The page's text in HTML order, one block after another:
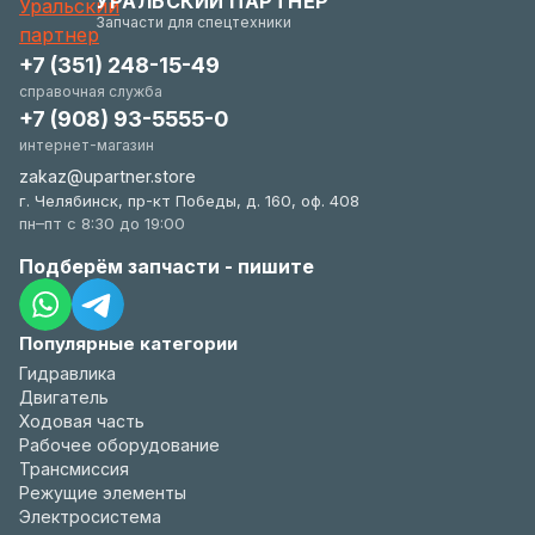
удобстве.Запчасти для спецтехники
Популярные категории
Гидравлика
Двигатель
Ходовая часть
Рабочее оборудование
Трансмиссия
Режущие элементы
Электросистема
+7 (351) 248-15-49
справочная служба
+7 (908) 93-5555-0
интернет-магазин
zakaz@upartner.store
г. Челябинск, пр-кт Победы, д. 160, оф. 408
пн–пт с 8:30 до 19:00
Подберём запчасти - пишите